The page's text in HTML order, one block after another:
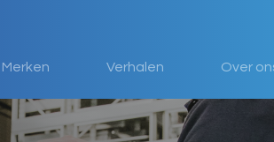
Merken Verhalen Over